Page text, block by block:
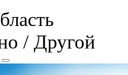
/ Другой